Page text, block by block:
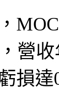
營
損